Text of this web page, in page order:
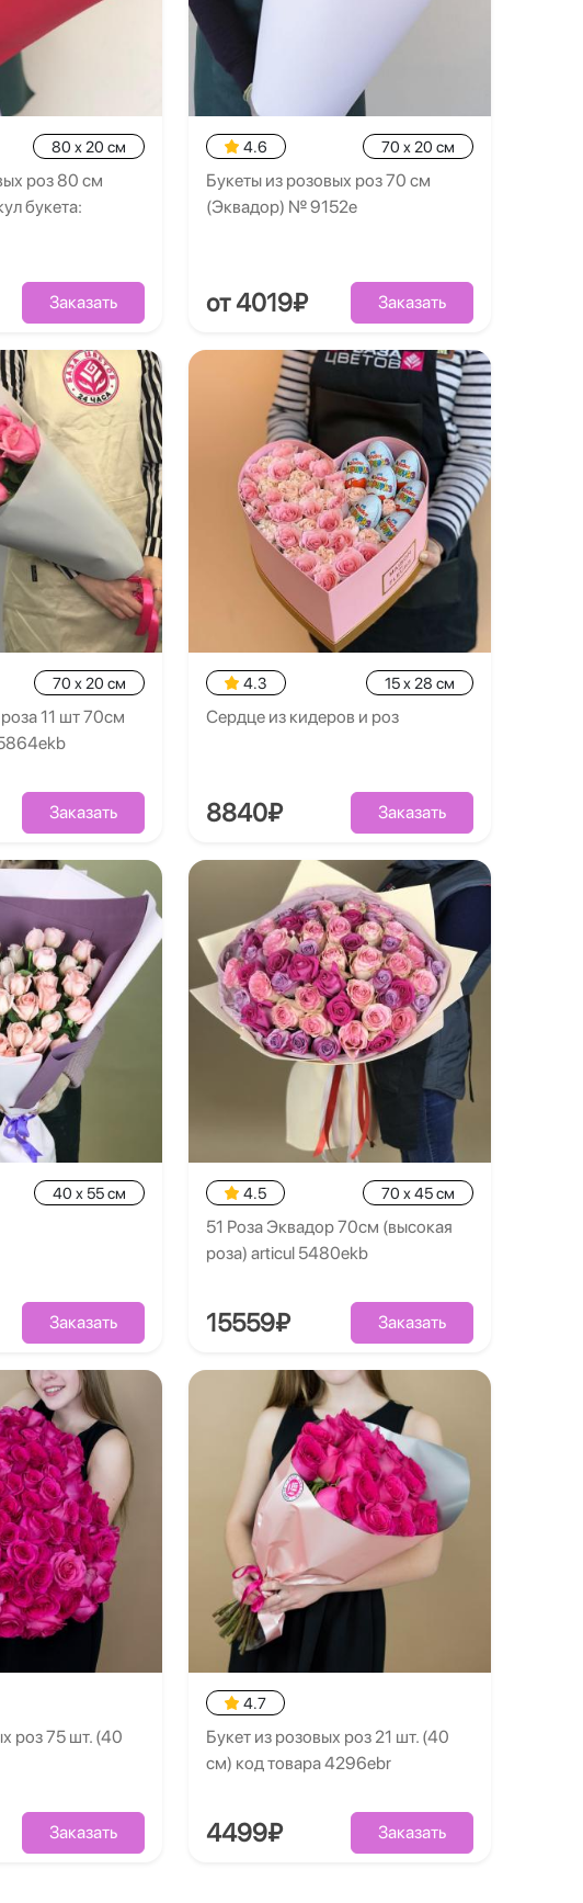
80 x 20 см
роз 80 см
букета:
Заказать
4.6 70 x 20 см
Букеты из розовых роз 70 см
(Эквадор) № 9152e
от 4019₽ Заказать
70 x 20 см
11 шт 70см
Заказать
4.3 15 x 28 см
Сердце из кидеров и роз
8840₽ Заказать
40 x 55 см
Заказать
4.5 70 x 45 см
51 Роза Эквадор 70см (высокая
роза) articul 5480ekb
15559₽ Заказать
роз 75 шт. (40
Заказать
4.7
Букет из розовых роз 21 шт. (40
см) код товара 4296ebr
4499₽ Заказать